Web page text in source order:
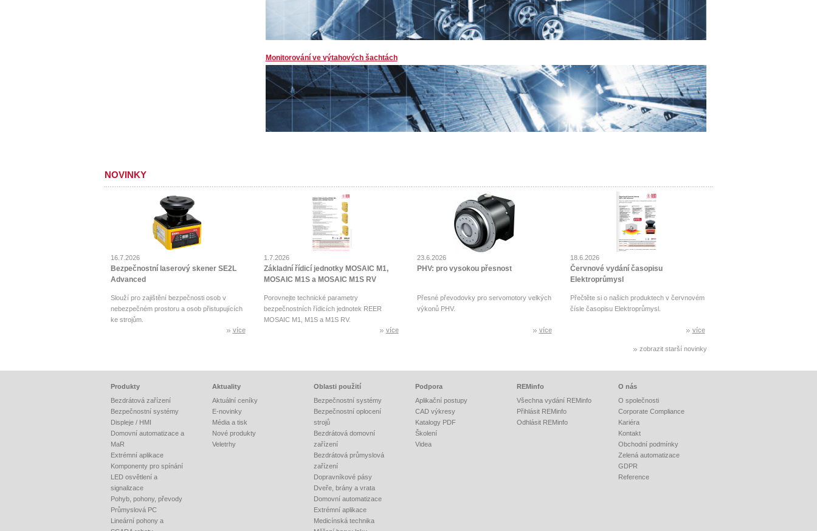
Monitorování ve výtahových šachtách
NOVINKY
16.7.2026
Bezpečnostní laserový skener SE2L
Advanced
Slouží pro zajištění bezpečnosti osob v
nebezpečném prostoru a osob přistupujících
ke strojům.
více
1.7.2026
Základní řídicí jednotky MOSAIC M1,
MOSAIC M1S a MOSAIC M1S RV
Porovnejte technické parametry
bezpečnostních řídicích jednotek REER
MOSAIC M1, M1S a M1S RV.
více
23.6.2026
PHV: pro vysokou přesnost
Přesné převodovky pro servomotory velkých
výkonů PHV.
více
18.6.2026
Červnové vydání časopisu
Elektroprůmysl
Přečtěte si o našich produktech v červnovém
čísle časopisu Elektroprůmysl.
více
zobrazit starší novinky
Produkty
Bezdrátová zařízení
Bezpečnostní systémy
Displeje / HMI
Domovní automatizace a
MaR
Extrémní aplikace
Komponenty pro spínání
LED osvětlení a
signalizace
Pohyb, pohony, převody
Průmyslová PC
Lineární pohony a
Aktuality
Aktuální ceníky
E-novinky
Média a tisk
Nové produkty
Veletrhy
Oblasti použití
Bezpečnostní systémy
Bezpečnostní oplocení
strojů
Bezdrátová domovní
zařízení
Bezdrátová průmyslová
zařízení
Dopravníkové pásy
Dveře, brány a vrata
Domovní automatizace
Extrémní aplikace
Medicínská technika
Podpora
Aplikační postupy
CAD výkresy
Katalogy PDF
Školení
Videa
REMinfo
Všechna vydání REMinfo
Přihlásit REMinfo
Odhlásit REMinfo
O nás
O společnosti
Corporate Compliance
Kariéra
Kontakt
Obchodní podmínky
Zelená automatizace
GDPR
Reference